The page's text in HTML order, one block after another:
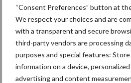
“Consent Preferences” button at
We respect your choices and are
with a transparent and secure
third-party vendors are processing
purposes and special features: Store
information on a device,
advertising and content
Primaire
Sidebar
Recent nieuws
7 aug
droogte en
handel in de